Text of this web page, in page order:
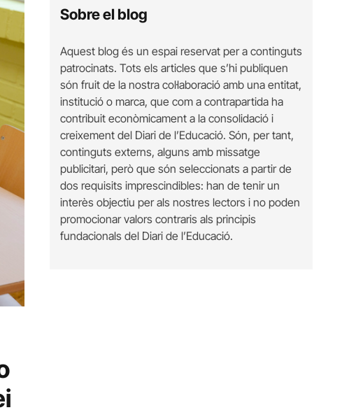
Sobre el blog
Aquest blog és un espai reservat per a continguts
patrocinats. Tots els articles que s’hi publiquen
són fruit de la nostra col·laboració amb una entitat,
institució o marca, que com a contrapartida ha
contribuit econòmicament a la consolidació i
creixement del Diari de l’Educació. Són, per tant,
continguts externs, alguns amb missatge
publicitari, però que són seleccionats a partir de
dos requisits imprescindibles: han de tenir un
interès objectiu per als nostres lectors i no poden
promocionar valors contraris als principis
fundacionals del Diari de l’Educació.